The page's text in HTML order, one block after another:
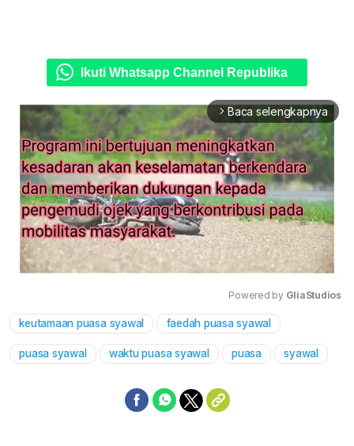
Ikuti Whatsapp Channel Republika
arrow_forward_ios Baca selengkapnya
Powered by GliaStudios
keutamaan puasa syawal faedah puasa syawal
puasa syawal waktu puasa syawal puasa syawal